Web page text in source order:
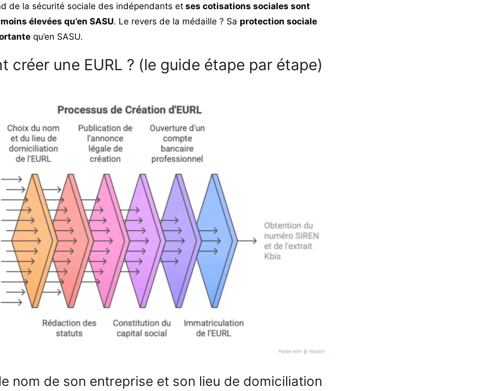
de la sécurité sociale des indépendants etses cotisations sociales sont
élevées qu’en SASU. Le revers de la médaille ? Sa protection sociale
qu’en SASU.
créer une EURL ? (le guide étape par étape)
nom de son entreprise et son lieu de domiciliation